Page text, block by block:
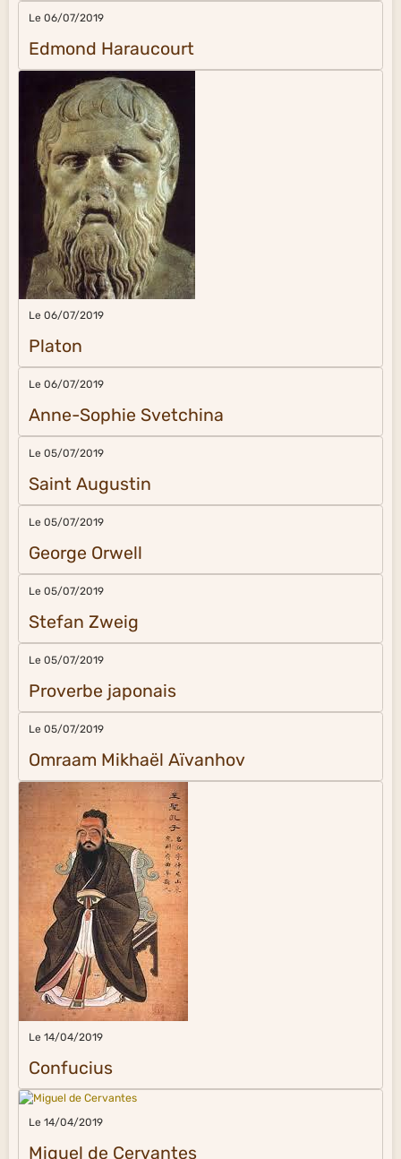
Le 06/07/2019
Edmond Haraucourt
Le 06/07/2019
Platon
Le 06/07/2019
Anne-Sophie Svetchina
Le 05/07/2019
Saint Augustin
Le 05/07/2019
George Orwell
Le 05/07/2019
Stefan Zweig
Le 05/07/2019
Proverbe japonais
Le 05/07/2019
Omraam Mikhaël Aïvanhov
Le 14/04/2019
Confucius
Le 14/04/2019
Miguel de Cervantes